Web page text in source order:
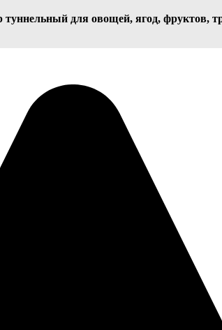
туннельный для овощей, ягод,